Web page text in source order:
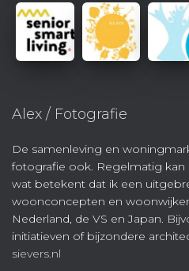
Alex / Fotografie
De samenleving en
fotografie ook. Regelmatig
wat betekent dat ik een
woonconcepten en
Nederland, de VS en Japan.
initiatieven of bijzondere
sievers.nl